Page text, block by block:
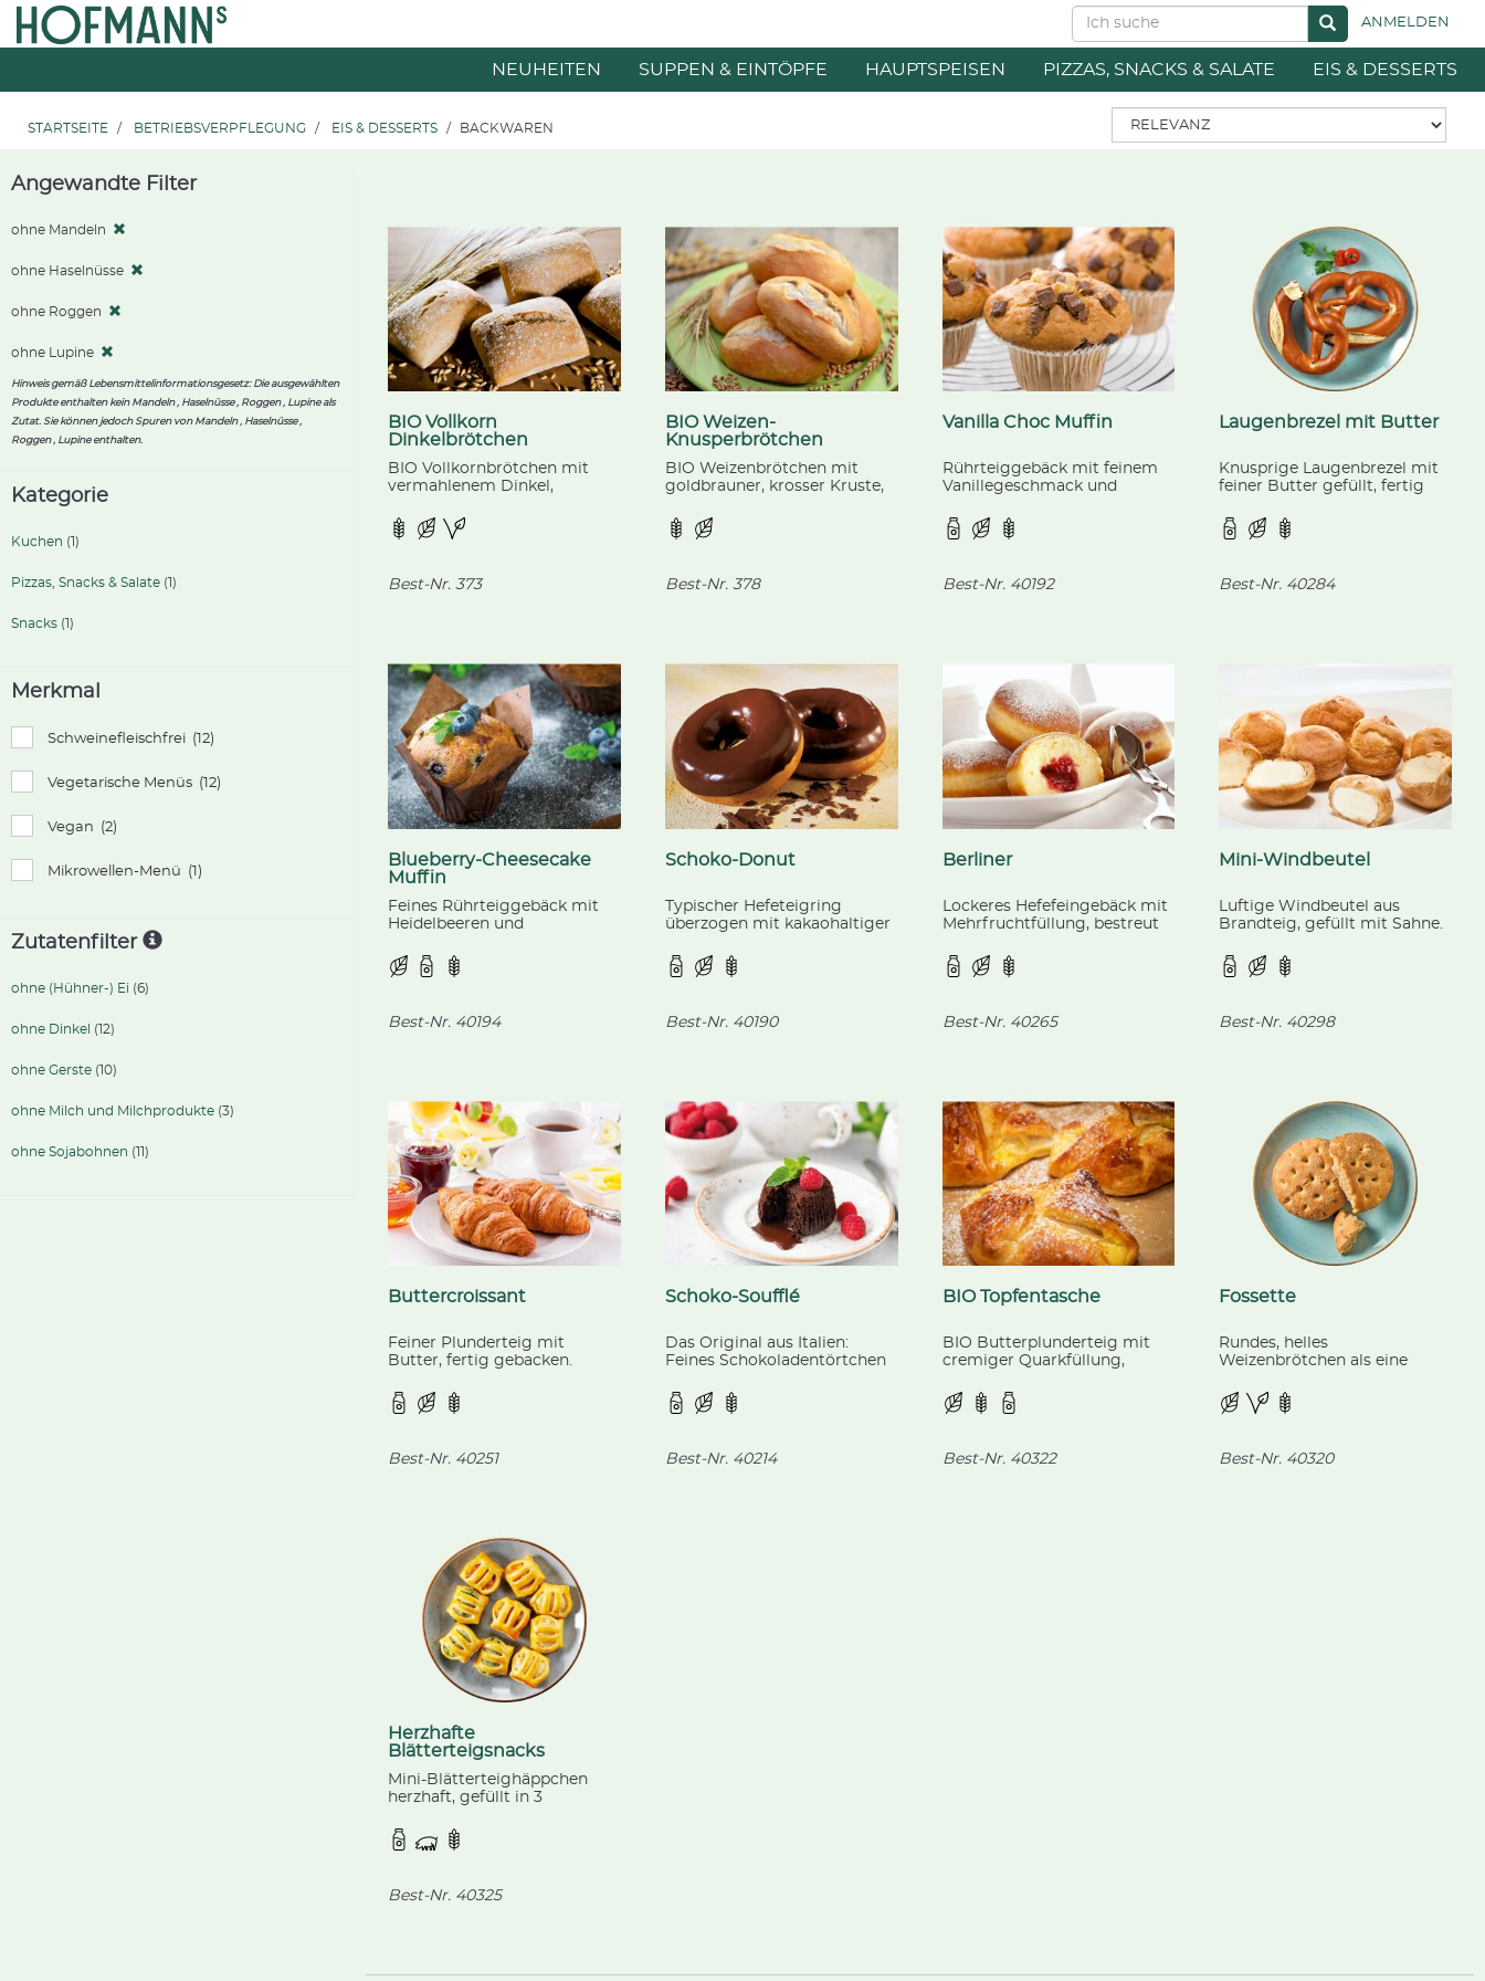
Zum
Inhalt
Zum
Navigationsmenü
ANMELDEN
NEUHEITEN SUPPEN & EINTÖPFE HAUPTSPEISEN PIZZAS, SNACKS & SALATE EIS & DESSERTS
STARTSEITE BETRIEBSVERPFLEGUNG EIS & DESSERTS BACKWAREN
Angewandte Filter
ohne Mandeln
ohne Haselnüsse
ohne Roggen
ohne Lupine
Hinweis gemäß Lebensmittelinformationsgesetz: Die ausgewählten
Produkte enthalten kein Mandeln , Haselnüsse , Roggen , Lupine als
Zutat. Sie können jedoch Spuren von Mandeln , Haselnüsse ,
Roggen , Lupine enthalten.
Kategorie
Kuchen (1)
Pizzas, Snacks & Salate (1)
Snacks (1)
Merkmal
Schweinefleischfrei (12)
Vegetarische Menüs (12)
Vegan (2)
Mikrowellen-Menü (1)
Zutatenfilter
ohne (Hühner-) Ei (6)
ohne Dinkel (12)
ohne Gerste (10)
ohne Milch und Milchprodukte (3)
ohne Sojabohnen (11)
BIO Vollkorn
Dinkelbrötchen
BIO Vollkornbrötchen mit
vermahlenem Dinkel,
biologischer Landwirtschaft.
Best-Nr. 373
BIO Weizen-
Knusperbrötchen
BIO Weizenbrötchen mit
goldbrauner, krosser Kruste,
kontrolliert biologischer
Landwirtschaft.
Best-Nr. 378
Vanilla Choc Muffin
Rührteiggebäck mit feinem
Vanillegeschmack und
gebacken.
Best-Nr. 40192
Laugenbrezel mit Butter
Knusprige Laugenbrezel mit
feiner Butter gefüllt, fertig
Best-Nr. 40284
Blueberry-Cheesecake
Muffin
Feines Rührteiggebäck mit
Heidelbeeren und
Streuseln, fertig gebacken.
Best-Nr. 40194
Schoko-Donut
Typischer Hefeteigring
überzogen mit kakaohaltiger
Best-Nr. 40190
Berliner
Lockeres Hefefeingebäck mit
Mehrfruchtfüllung, bestreut
gebacken.
Best-Nr. 40265
Mini-Windbeutel
Luftige Windbeutel aus
Brandteig, gefüllt mit Sahne.
Best-Nr. 40298
Buttercroissant
Feiner Plunderteig mit
Butter, fertig gebacken.
Best-Nr. 40251
Schoko-Soufflé
Das Original aus Italien:
Feines Schokoladentörtchen
Best-Nr. 40214
BIO Topfentasche
BIO Butterplunderteig mit
cremiger Quarkfüllung,
biologischer Landwirtschaft.
Best-Nr. 40322
Fossette
Rundes, helles
Weizenbrötchen als eine
Baguette mit Olivenöl
verfeinert, fertig gebacken.
Best-Nr. 40320
Herzhafte
Blätterteigsnacks
Mini-Blätterteighäppchen
herzhaft, gefüllt in 3
Spinat + Ricotta, Schinken +
Käse und Tomate +
Best-Nr. 40325